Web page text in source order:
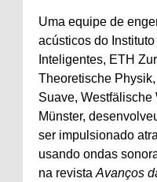
Uma equipe de
acústicos do
Inteligentes, ETH
Theoretische
Suave,
Münster,
ser impulsionado
usando ondas
na revista Avanços